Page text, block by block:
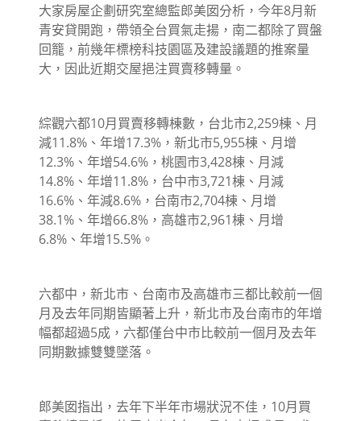
大家房屋企劃研究室總監郎美囡分析，今年8月新
青安貸開跑，帶領全台買氣走揚，南二都除了買盤
回籠，前幾年標榜科技園區及建設議題的推案量
大，因此近期交屋挹注買賣移轉量。
綜觀六都10月買賣移轉棟數，台北市2,259棟、月
減11.8%、年增17.3%，新北市5,955棟、月增
12.3%、年增54.6%，桃園市3,428棟、月減
14.8%、年增11.8%，台中市3,721棟、月減
16.6%、年減8.6%，台南市2,704棟、月增
38.1%、年增66.8%，高雄市2,961棟、月增
6.8%、年增15.5%。
六都中，新北市、台南市及高雄市三都比較前一個
月及去年同期皆顯著上升，新北市及台南市的年增
幅都超過5成，六都僅台中市比較前一個月及去年
同期數據雙雙墜落。
郎美囡指出，去年下半年市場狀況不佳，10月買